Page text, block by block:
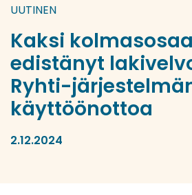
UUTINEN
Kaksi
edistänyt
Ryhti-
käyttöönottoa
2.12.2024